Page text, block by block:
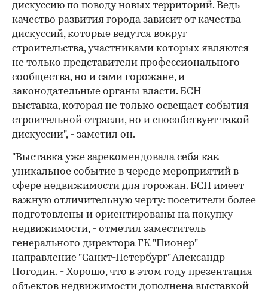
дискуссию по поводу новых территорий. Ведь
качество развития города зависит от качества
дискуссий, которые ведутся вокруг
строительства, участниками которых являются
не только представители профессионального
сообщества, но и сами горожане, и
законодательные органы власти. БСН -
выставка, которая не только освещает события
строительной отрасли, но и способствует такой
дискуссии", - заметил он.
"Выставка уже зарекомендовала себя как
уникальное событие в череде мероприятий в
сфере недвижимости для горожан. БСН имеет
важную отличительную черту: посетители более
подготовлены и ориентированы на покупку
недвижимости, - отметил заместитель
генерального директора ГК "Пионер"
направление "Санкт-Петербург" Александр
Погодин. - Хорошо, что в этом году презентация
объектов недвижимости дополнена выставкой